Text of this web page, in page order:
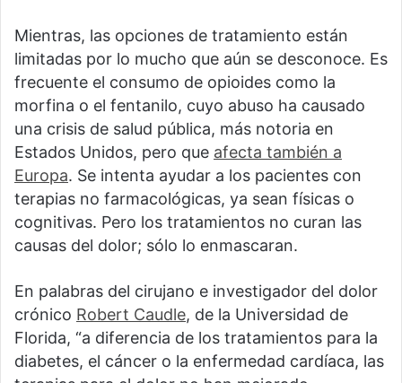
Mientras, las opciones de tratamiento están
limitadas por lo mucho que aún se desconoce. Es
frecuente el consumo de opioides como la
morfina o el fentanilo, cuyo abuso ha causado
una crisis de salud pública, más notoria en
Estados Unidos, pero que afecta también a
Europa. Se intenta ayudar a los pacientes con
terapias no farmacológicas, ya sean físicas o
cognitivas. Pero los tratamientos no curan las
causas del dolor; sólo lo enmascaran.
En palabras del cirujano e investigador del dolor
crónico Robert Caudle, de la Universidad de
Florida, “a diferencia de los tratamientos para la
diabetes, el cáncer o la enfermedad cardíaca, las